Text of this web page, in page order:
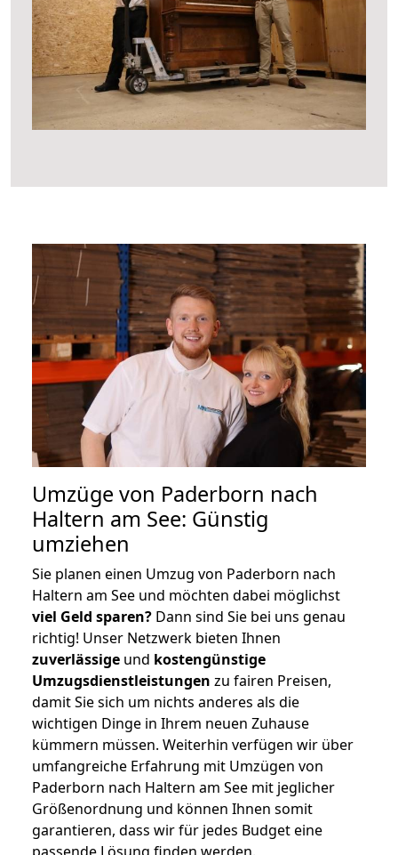
Umzüge von Paderborn nach
Haltern am See: Günstig
umziehen
Sie planen einen Umzug von Paderborn nach
Haltern am See und möchten dabei möglichst
viel Geld sparen? Dann sind Sie bei uns genau
richtig! Unser Netzwerk bieten Ihnen
zuverlässige und kostengünstige
Umzugsdienstleistungen zu fairen Preisen,
damit Sie sich um nichts anderes als die
wichtigen Dinge in Ihrem neuen Zuhause
kümmern müssen. Weiterhin verfügen wir über
umfangreiche Erfahrung mit Umzügen von
Paderborn nach Haltern am See mit jeglicher
Größenordnung und können Ihnen somit
garantieren, dass wir für jedes Budget eine